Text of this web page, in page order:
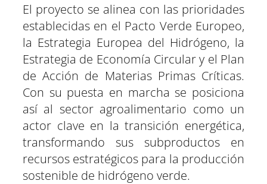
El proyecto se alinea con las prioridades
establecidas en el Pacto Verde Europeo,
la Estrategia Europea del Hidrógeno, la
Estrategia de Economía Circular y el Plan
de Acción de Materias Primas Críticas.
Con su puesta en marcha se posiciona
así al sector agroalimentario como un
actor clave en la transición energética,
transformando sus subproductos en
recursos estratégicos para la producción
sostenible de hidrógeno verde.